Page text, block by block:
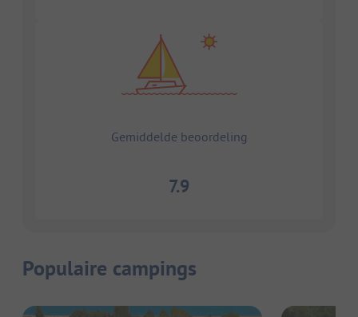
Gemiddelde beoordeling
7.9
Populaire campings